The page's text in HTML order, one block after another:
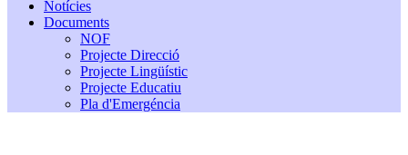
Notícies
Documents
NOF
Projecte Direcció
Projecte Lingüístic
Projecte Educatiu
Pla d'Emergéncia